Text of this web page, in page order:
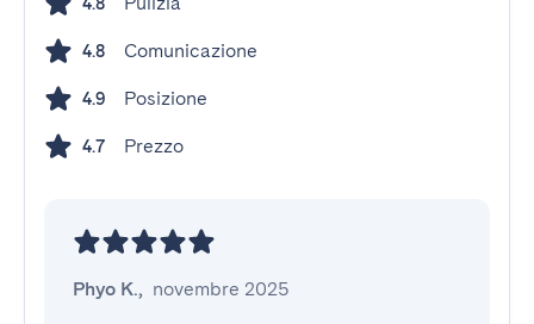
4.8 Comunicazione
4.9 Posizione
4.7 Prezzo
Phyo K., novembre 2025